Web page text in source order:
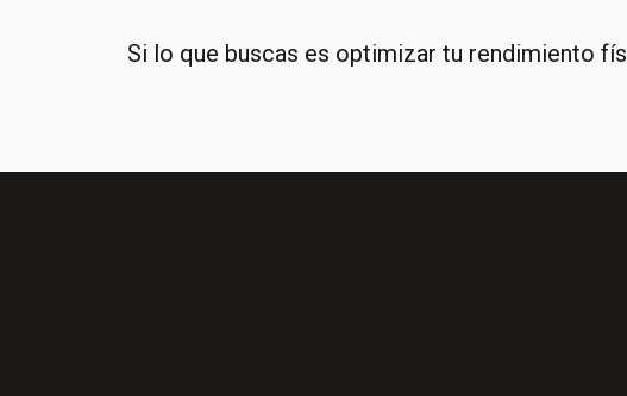
Si lo que buscas es optimizar tu rendimiento